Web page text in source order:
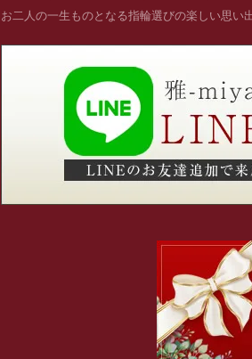
お二人の一生ものとなる指輪選びの楽しい思い